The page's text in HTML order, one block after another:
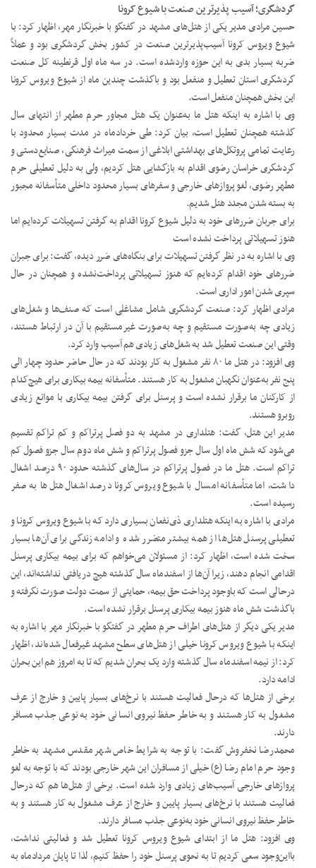
گردشگری؛ آسیب پذیرترین صنعت با شیوع کرونا
حسین مرادی مدیر یکی از هتل‌های مشهد در گفتگو با خبرنگار مهر، اظهار کرد: با
شیوع ویروس کرونا آسیب‌پذیرترین صنعت در کشور بخش گردشگری بود و عملاً
ضربه بسیار بدی به این حوزه واردشده است. در سه ماه اول قرنطینه کل صنعت
گردشگری استان تعطیل و منفعل بود و باگذشت چندین ماه از شیوع ویروس کرونا
این بخش همچنان منفعل است.
وی با اشاره به اینکه هتل ما به‌عنوان یک هتل مجاور حرم مطهر از انتهای سال
گذشته همچنان تعطیل است، بیان کرد: طی خردادماه در مدت بسیار محدود با
رعایت تمامی پروتکل‌های بهداشتی ابلاغی از سمت میراث فرهنگی، صنایع‌دستی و
گردشگری خراسان رضوی اقدام به بازگشایی هتل کردیم، ولی به دلیل تعطیلی حرم
مطهر رضوی، لغو پروازهای خارجی و سفرهای بسیار محدود داخلی متأسفانه مجبور
به بسته شدن مجدد هتل شدیم.
برای جربان ضررهای خود به دلیل شیوع کرونا اقدام به گرفتن تسهیلات کرده‌ایم اما
هنوز تسهیلاتی پرداخت نشده است
وی با اشاره به در نظر گرفتن تسهیلات برای بنگاه‌های ضرر دیده، گفت: برای جبران
ضررهای خود اقدام کرده‌ایم که هنوز تسهیلاتی پرداخت‌نشده و همچنان در حال
سپری شدن امور اداری است.
مرادی اظهار کرد: صنعت گردشگری شامل مشاغلی است که صنف‌ها و شغل‌های
زیادی چه به‌صورت مستقیم و چه به‌صورت غیرمستقیم با آن در ارتباط هستند،
وقتی این صنعت تعطیل شد به شغل‌های زیادی هم آسیب وارد کرد.
وی افزود: در هتل ما ۸۰ نفر مشغول به کار بودند که در حال حاضر حدود چهار الی
پنج نفر به‌عنوان نگهبان مشغول به کار هستند. متأسفانه بیمه بیکاری برای هیچ‌کدام
از کارکنان ما برقرار نشده است و پرسنل برای گرفتن بیمه بیکاری با موانع زیادی
روبرو هستند.
مدیر این هتل، گفت: هتلداری در مشهد به دو فصل پرتراکم و کم تراکم تقسیم
می‌شود که شش ماه اول سال جزو فصول پرتراکم و شش ماه دوم سال جزو فصول کم
تراکم است. هتل ما در فصول پرتراکم در سال‌های گذشته حدود ۹۰ درصد اشغال
داشت، اما متأسفانه امسال با شیوع ویروس کرونا درصد اشغال هتل‌ها به صفر
رسیده است.
مرادی با اشاره به اینکه هتلداری ذی‌نفعان بسیاری دارد که با شیوع ویروس کرونا و
تعطیلی پرسنل هتل‌ها از همه بیشتر متضرر شده و ادامه زندگی برای آن‌ها بسیار
سخت شده است، اظهار کرد: از مسئولان می‌خواهم که برای بیمه بیکاری پرسنل
اقدامی انجام دهند، زیرا آن‌ها از اسفندماه سال گذشته هیچ دریافتی نداشته‌اند، این
درحالی است که باوجود پرداخت حق بیمه، حمایتی از سمت دولت صورت نگرفته و
باگذشت شش ماه هنوز بیمه بیکاری پرسنل برقرار نشده است.
مدیر یکی دیگر از هتل‌های اطراف حرم مطهر در گفتگو با خبرنگار مهر با اشاره به
اینکه با شیوع ویروس کرونا خیلی از هتل‌های سطح مشهد غیرفعال شده‌اند، اظهار
کرد: از نیمه اسفندماه سال گذشته وارد یک بحران شدیم که تا به امروز هم این بحران
ادامه دارد.
برخی از هتل‌ها که درحال فعالیت هستند با نرخ‌های بسیار پایین و خارج از عرف
مشغول به کار هستند و به خاطر حفظ نیروی انسانی خود به نوعی جذب مسافر
دارند.
محمدرضا نخفروش گفت: با توجه به شرایط خاص شهر مقدس مشهد به خاطر
وجود حرم امام رضا (ع) خیلی از مسافران این شهر خارجی بودند که با توجه به لغو
پروازهای خارجی آسیب‌های زیادی وارد شده است. برخی از هتل‌ها هم که درحال
فعالیت هستند با نرخ‌های بسیار پایین و خارج از عرف مشغول به کار هستند و به
خاطر حفظ نیروی انسانی خود به‌نوعی جذب مسافر دارند.
وی افزود: هتل ما از ابتدای شیوع ویروس کرونا تعطیل شد و فعالیتی نداشت،
بااین‌وجود سعی کردیم تا به نحوی پرسنل خود را حفظ کنیم، لذا تا پایان مردادماه به